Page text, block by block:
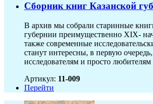
Сборник книг Казанской
В архив мы собрали старинные
губернии преимущественно XIX-
также современные
станут интересны, в первую
исследователям и просто любителям
Артикул: 11-009
Перейти